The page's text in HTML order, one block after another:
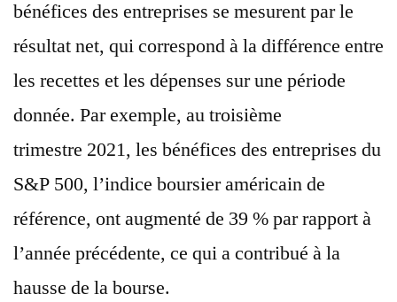
bénéfices des entreprises se mesurent par le
résultat net, qui correspond à la différence entre
les recettes et les dépenses sur une période
donnée. Par exemple, au troisième
trimestre 2021, les bénéfices des entreprises du
S&P 500, l’indice boursier américain de
référence, ont augmenté de 39 % par rapport à
l’année précédente, ce qui a contribué à la
hausse de la bourse.